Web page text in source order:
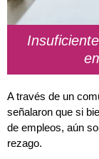
A través de un
señalaron que si
de empleos, aún
rezago.